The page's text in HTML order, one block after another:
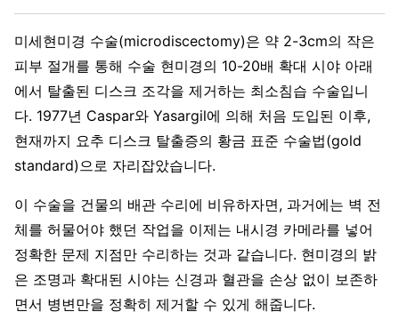
미세현미경 수술(microdiscectomy)은 약 2-3cm의 작은
피부 절개를 통해 수술 현미경의 10-20배 확대 시야 아래
에서 탈출된 디스크 조각을 제거하는 최소침습 수술입니
다. 1977년 Caspar와 Yasargil에 의해 처음 도입된 이후,
현재까지 요추 디스크 탈출증의 황금 표준 수술법(gold
standard)으로 자리잡았습니다.
이 수술을 건물의 배관 수리에 비유하자면, 과거에는 벽 전
체를 허물어야 했던 작업을 이제는 내시경 카메라를 넣어
정확한 문제 지점만 수리하는 것과 같습니다. 현미경의 밝
은 조명과 확대된 시야는 신경과 혈관을 손상 없이 보존하
면서 병변만을 정확히 제거할 수 있게 해줍니다.